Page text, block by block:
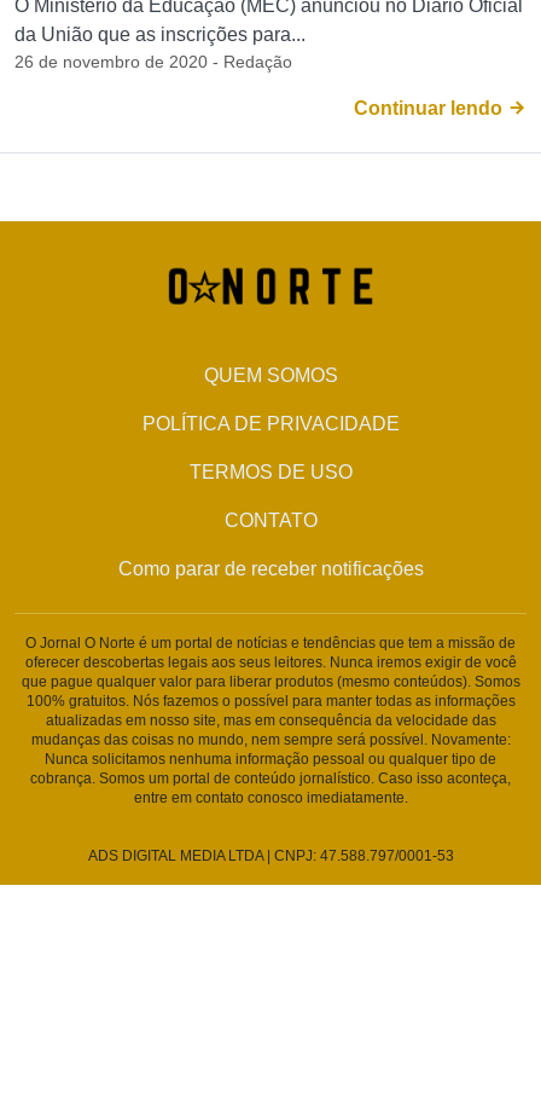
O Ministério da Educação (MEC) anunciou no Diário Oficial
da União que as inscrições para...
26 de novembro de 2020 - Redação
Continuar lendo
QUEM SOMOS
POLÍTICA DE PRIVACIDADE
TERMOS DE USO
CONTATO
Como parar de receber notificações
O Jornal O Norte é um portal de notícias e tendências que tem a missão de
oferecer descobertas legais aos seus leitores. Nunca iremos exigir de você
que pague qualquer valor para liberar produtos (mesmo conteúdos). Somos
100% gratuitos. Nós fazemos o possível para manter todas as informações
atualizadas em nosso site, mas em consequência da velocidade das
mudanças das coisas no mundo, nem sempre será possível. Novamente:
Nunca solicitamos nenhuma informação pessoal ou qualquer tipo de
cobrança. Somos um portal de conteúdo jornalístico. Caso isso aconteça,
entre em contato conosco imediatamente.
ADS DIGITAL MEDIA LTDA | CNPJ: 47.588.797/0001-53